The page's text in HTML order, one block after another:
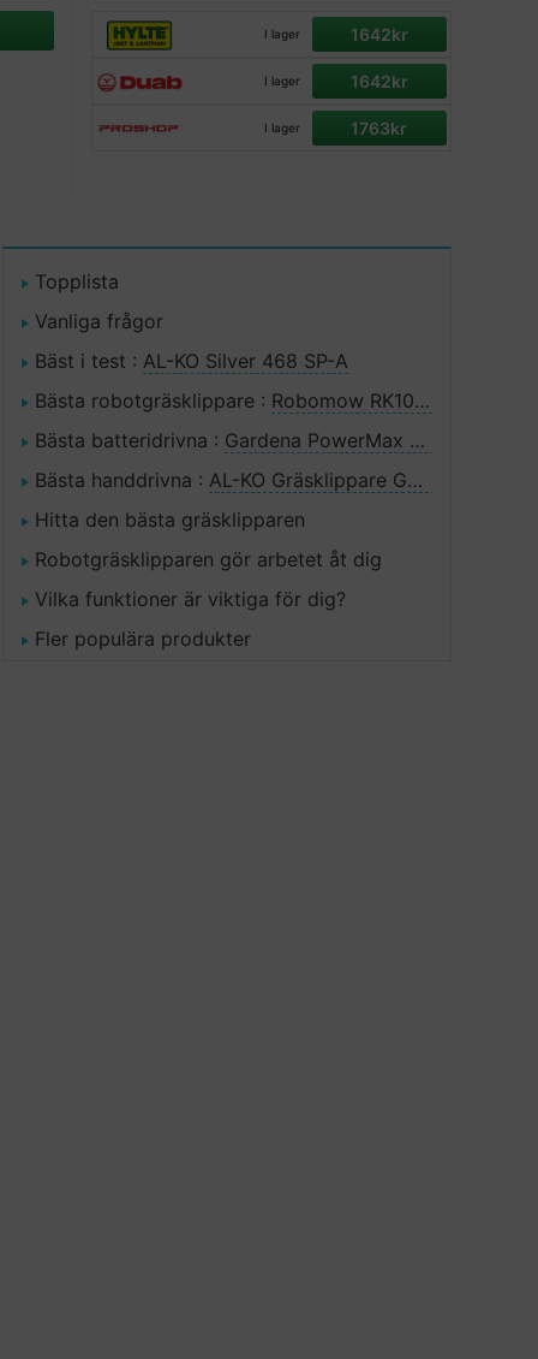
I lager 1642kr
I lager 1642kr
I lager 1763kr
Topplista
Vanliga frågor
Bäst i test :AL-KO Silver 468 SP-A
Bästa robotgräsklippare : Robomow RK1000
Bästa batteridrivna : Gardena PowerMax Li-40/32
Bästa handdrivna :AL-KO Gräsklippare Gudenaa GU 400 Cylinderklippare
Hitta den bästa gräsklipparen
Robotgräsklipparen gör arbetet åt dig
Vilka funktioner är viktiga för dig?
Fler populära produkter